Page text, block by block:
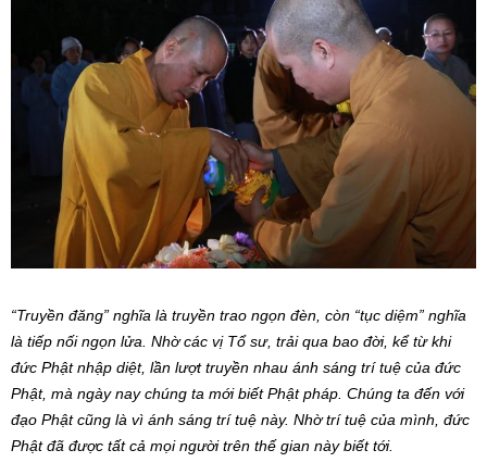
“Truyền đăng” nghĩa là truyền trao ngọn đèn, còn “tục diệm” nghĩa
là tiếp nối ngọn lửa. Nhờ các vị Tổ sư, trải qua bao đời, kể từ khi
đức Phật nhập diệt, lần lượt truyền nhau ánh sáng trí tuệ của đức
Phật, mà ngày nay chúng ta mới biết Phật pháp. Chúng ta đến với
đạo Phật cũng là vì ánh sáng trí tuệ này. Nhờ trí tuệ của mình, đức
Phật đã được tất cả mọi người trên thế gian này biết tới.